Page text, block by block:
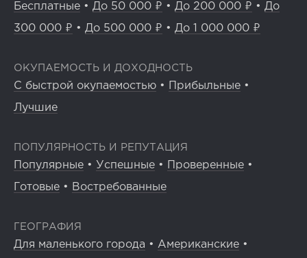
Бесплатные • До 50 000 ₽ • До 200 000 ₽ • До
300 000 ₽ • До 500 000 ₽ • До 1 000 000 ₽
ОКУПАЕМОСТЬ И ДОХОДНОСТЬ
С быстрой окупаемостью • Прибыльные •
Лучшие
ПОПУЛЯРНОСТЬ И РЕПУТАЦИЯ
Популярные • Успешные • Проверенные •
Готовые • Востребованные
ГЕОГРАФИЯ
Для маленького города • Американские •